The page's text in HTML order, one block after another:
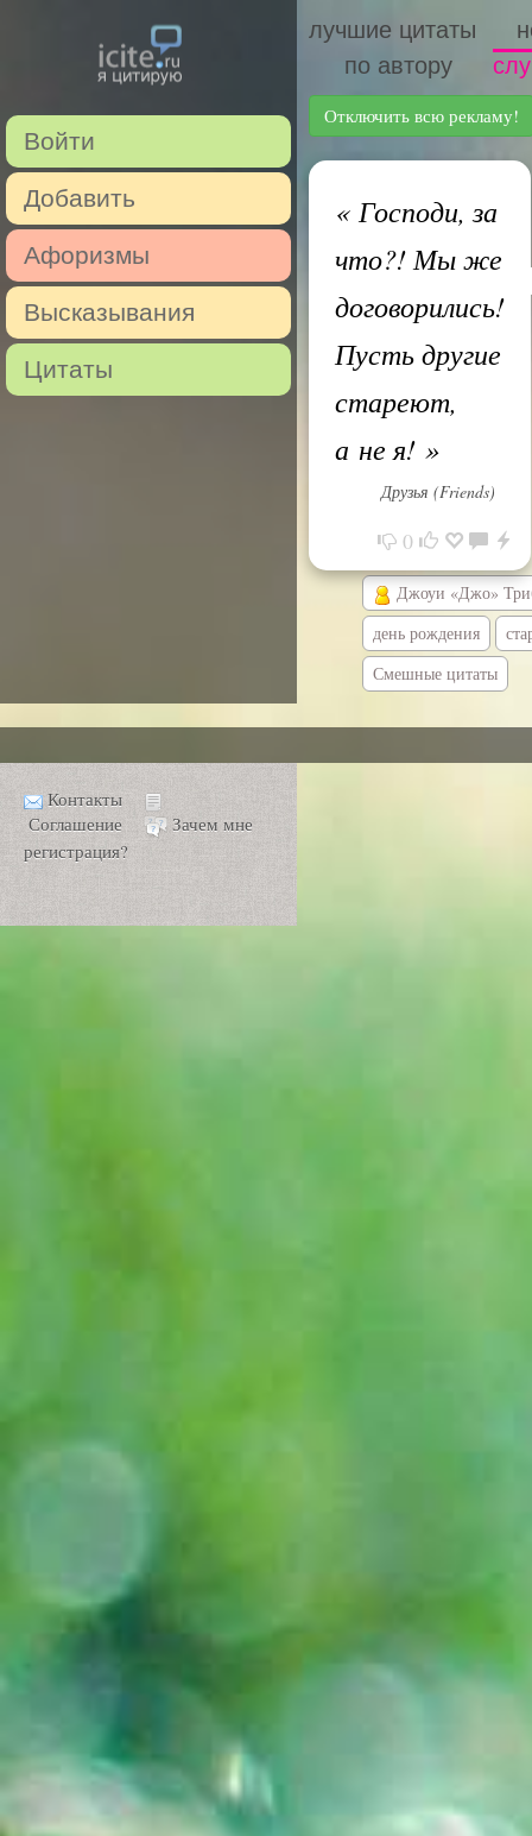
Войти
Добавить
Афоризмы
Высказывания
Цитаты
лучшие цитаты
по автору
Отключить всю рекламу!
«Господи, за
что?! Мы же
договорились!
Пусть другие
стареют,
а не я! »
Друзья (Friends)
0
Джоуи «Джо»
день рождения
Смешные цитаты
Контакты
Соглашение
Зачем мне
регистрация?